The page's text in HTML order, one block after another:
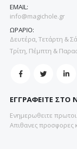
EMAIL:
info@magichole.gr
ΩΡΑΡΙΟ:
Δευτέρα, Τετάρτη &
Τρίτη, Πέμπτη &
ΕΓΓΡΑΦΕΙΤΕ ΣΤΟ
Ενημερωθειτε πρωτοι
Απιθανες προσφορες